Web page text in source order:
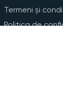
Termeni și
Politica de